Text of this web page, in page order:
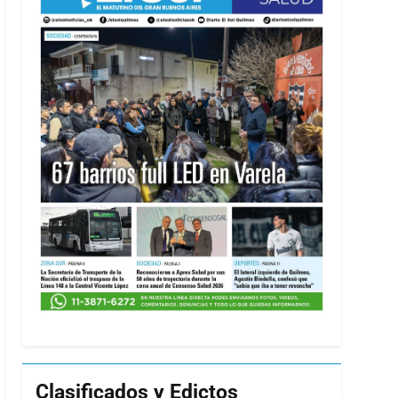
Clasificados y Edictos